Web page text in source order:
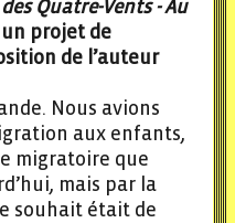
Quatre-Vents - Au
un projet de
de l’auteur
Nous avions
aux enfants,
migratoire que
mais par la
souhait était de